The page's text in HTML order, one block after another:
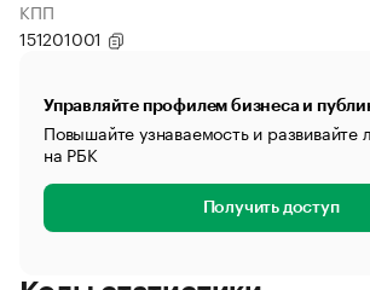
КПП
151201001
Управляйте профилем бизнеса и
Повышайте узнаваемость и развивайте
на РБК
Получить доступ